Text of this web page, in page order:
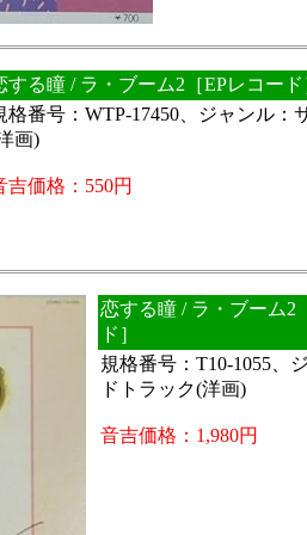
する瞳 / ラ・ブーム2［EPレコー
格番号：WTP-17450、ジャンル：
画)
吉価格：550円
恋する瞳 / ラ・ブーム2
ド］
規格番号：T10-1055、
ドトラック(洋画)
音吉価格：1,980円